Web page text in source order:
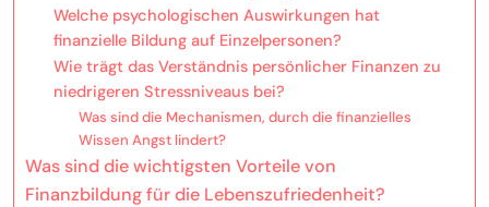
Welche psychologischen Auswirkungen hat
finanzielle Bildung auf Einzelpersonen?
Wie trägt das Verständnis persönlicher Finanzen zu
niedrigeren Stressniveaus bei?
Was sind die Mechanismen, durch die finanzielles
Wissen Angst lindert?
Was sind die wichtigsten Vorteile von
Finanzbildung für die Lebenszufriedenheit?